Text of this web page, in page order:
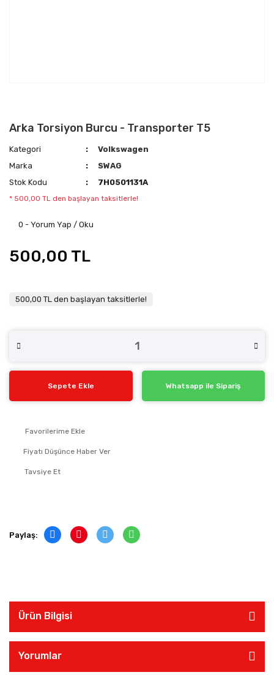
Arka Torsiyon Burcu - Transporter T5
Kategori
Volkswagen
Marka
SWAG
Stok Kodu
7H0501131A
* 500,00 TL den başlayan taksitlerle!
0 - Yorum Yap / Oku
500,00 TL
500,00 TL den başlayan taksitlerle!
Sepete Ekle Whatsapp ile Sipariş
Fiyatı Düşünce Haber Ver
Tavsiye Et
Paylaş:
Ürün Bilgisi
Yorumlar